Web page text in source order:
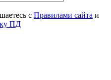
с Правилами сайта и
ПД